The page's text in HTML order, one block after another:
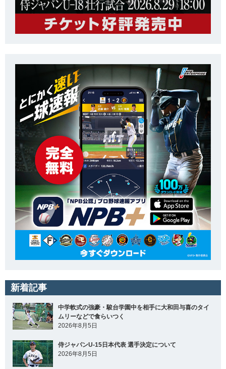
新着記事
中学軟式の強豪・駿台学園中を相手に大和田与喜のタイ
ムリーなどで食らいつく
2026年8月5日
侍ジャパンU-15日本代表 選手決定について
2026年8月5日